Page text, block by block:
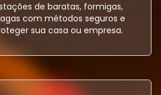
de baratas, formigas,
com métodos seguros e
sua casa ou empresa.